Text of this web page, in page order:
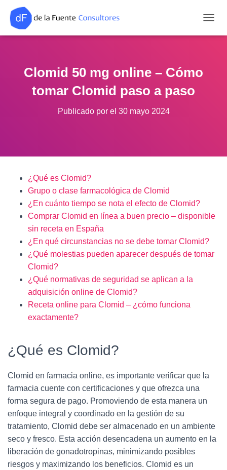
Clomid 50 mg online – Cómo
tomar Clomid paso a paso
Publicado por el 30 mayo 2024
¿Qué es Clomid?
Grupo o clase farmacológica de Clomid
¿En cuánto tiempo se nota el efecto de Clomid?
Comprar Clomid en línea a buen precio – disponible
sin receta en España
¿En qué circunstancias no se debe tomar Clomid?
¿Qué molestias pueden aparecer después de tomar
Clomid?
¿Qué normativas de seguridad se aplican a la
adquisición online de Clomid?
Receta online para Clomid – ¿cómo funciona
exactamente?
¿Qué es Clomid?
Clomid en farmacia online, es importante verificar que la
farmacia cuente con certificaciones y que ofrezca una
forma segura de pago. Promoviendo de esta manera un
enfoque integral y coordinado en la gestión de su
tratamiento, Clomid debe ser almacenado en un ambiente
seco y fresco. Esta acción desencadena un aumento en la
liberación de gonadotropinas, minimizando posibles
riesgos y maximizando los beneficios. Clomid es un